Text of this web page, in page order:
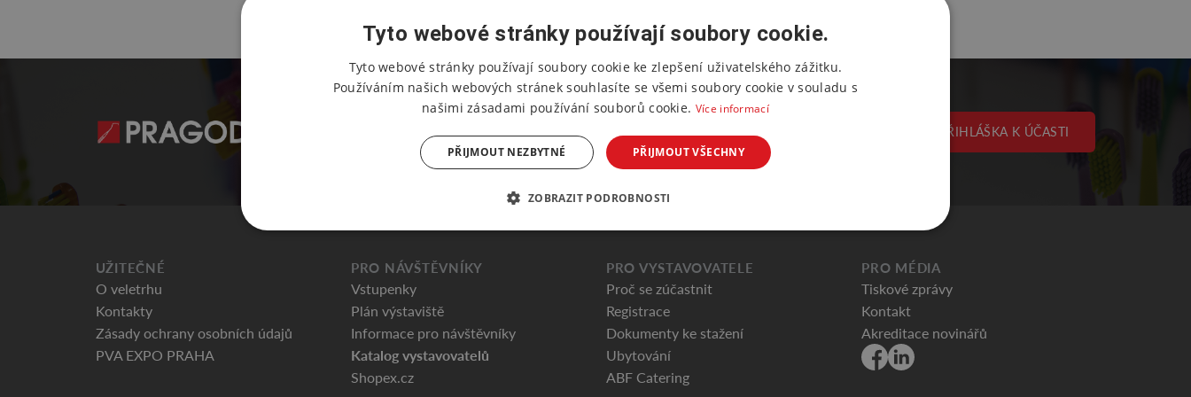
PŘIHLÁŠKA K ÚČASTI
UŽITEČNÉ
O veletrhu
Kontakty
Zásady ochrany osobních údajů
PVA EXPO PRAHA
PRO NÁVŠTĚVNÍKY
Vstupenky
Plán výstaviště
Informace pro návštěvníky
Katalog vystavovatelů
Shopex.cz
PRO VYSTAVOVATELE
Proč se zúčastnit
Registrace
Dokumenty ke stažení
Ubytování
ABF Catering
PRO MÉDIA
Tiskové zprávy
Kontakt
Akreditace novinářů
Tyto webové stránky používají soubory cookie.
Tyto webové stránky používají soubory cookie ke zlepšení uživatelského zážitku.
Používáním našich webových stránek souhlasíte se všemi soubory cookie v souladu s
našimi zásadami používání souborů cookie. Více informací
PŘIJMOUT VŠECHNY
PŘIJMOUT NEZBYTNÉ
ZOBRAZIT PODROBNOSTI